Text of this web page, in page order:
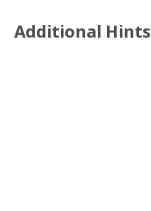
Additional Hints